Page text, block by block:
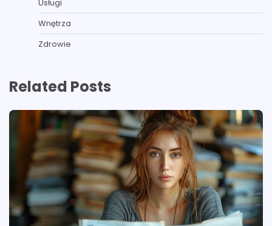
Usługi
Wnętrza
Zdrowie
Related Posts